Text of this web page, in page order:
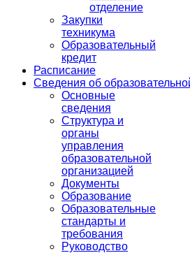
отделение
Закупки
техникума
Образовательный
кредит
Расписание
Сведения об
Основные
сведения
Структура и
органы
управления
образовательной
организацией
Документы
Образование
Образовательные
стандарты и
требования
Руководство